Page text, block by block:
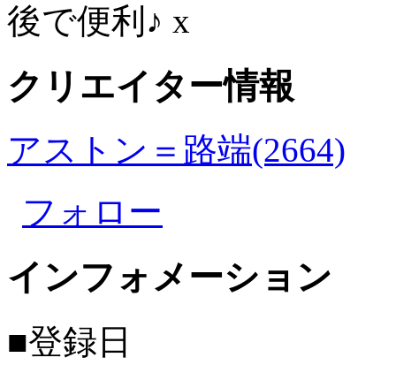
後で便利♪ x
クリエイター情報
アストン＝路端(2664)
フォロー
インフォメーション
■登録日